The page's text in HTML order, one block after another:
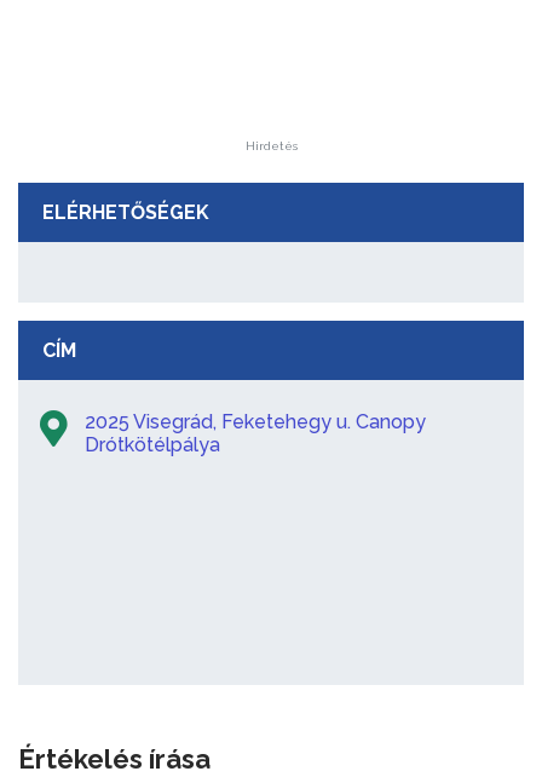
Hirdetés
ELÉRHETŐSÉGEK
CÍM
2025 Visegrád, Feketehegy u. Canopy
Drótkötélpálya
Értékelés írása